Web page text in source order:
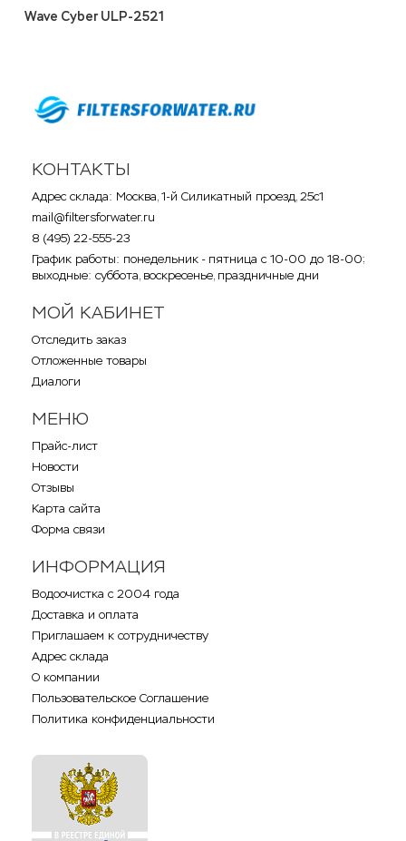
Wave Cyber ULP-2521
КОНТАКТЫ
Адрес склада: Москва, 1-й Силикатный проезд, 25с1
mail@filtersforwater.ru
8 (495) 22-555-23
График работы: понедельник - пятница с 10-00 до 18-00;
выходные: суббота, воскресенье, праздничные дни
МОЙ КАБИНЕТ
Отследить заказ
Отложенные товары
Диалоги
МЕНЮ
Прайс-лист
Новости
Отзывы
Карта сайта
Форма связи
ИНФОРМАЦИЯ
Водоочистка с 2004 года
Доставка и оплата
Приглашаем к сотрудничеству
Адрес склада
О компании
Пользовательское Соглашение
Политика конфиденциальности